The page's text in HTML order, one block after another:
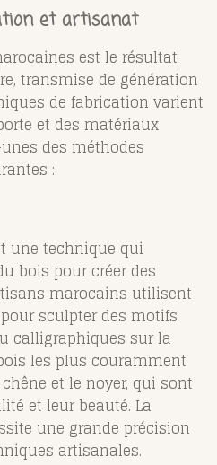
et artisanat
est le résultat
transmise de génération
de fabrication varient
et des matériaux
des méthodes
:
une technique qui
bois pour créer des
marocains utilisent
sculpter des motifs
calligraphiques sur la
les plus couramment
et le noyer, qui sont
et leur beauté. La
une grande précision
artisanales.